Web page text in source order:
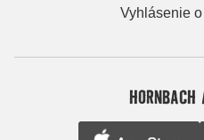
Vyhlásenie